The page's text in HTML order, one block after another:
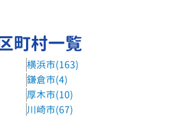
口より徒歩５分。神台公園の手前。
藤沢校
島線「藤沢駅」徒歩1分。
町村一覧
横浜市(163)
鎌倉市(4)
厚木市(10)
川崎市(67)